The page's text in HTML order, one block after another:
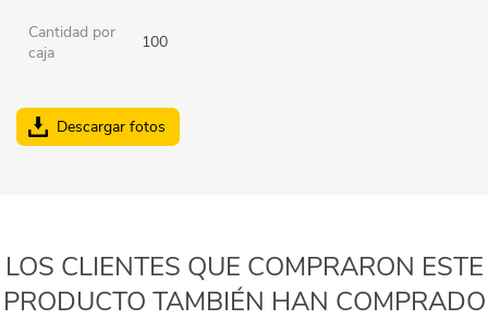
Cantidad por
caja
100
Descargar fotos
LOS CLIENTES QUE COMPRARON ESTE
PRODUCTO TAMBIÉN HAN COMPRADO